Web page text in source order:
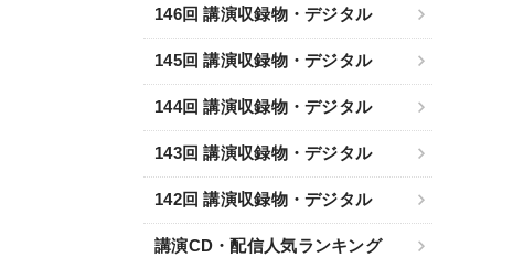
146回 講演収録物・デジタル
145回 講演収録物・デジタル
144回 講演収録物・デジタル
143回 講演収録物・デジタル
142回 講演収録物・デジタル
講演CD・配信人気ランキング